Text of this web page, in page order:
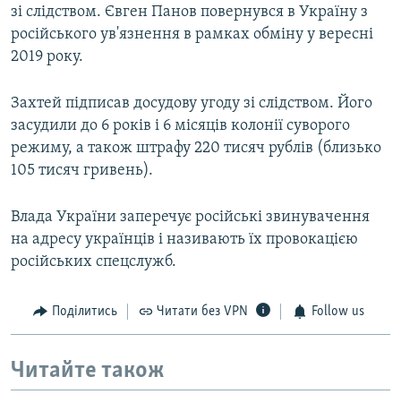
зі слідством. Євген Панов повернувся в Україну з
російського ув'язнення в рамках обміну у вересні
2019 року.
Захтей підписав досудову угоду зі слідством. Його
засудили до 6 років і 6 місяців колонії суворого
режиму, а також штрафу 220 тисяч рублів (близько
105 тисяч гривень).
Влада України заперечує російські звинувачення
на адресу українців і називають їх провокацією
російських спецслужб.
Поділитись Читати без VPN Follow us
Читайте також